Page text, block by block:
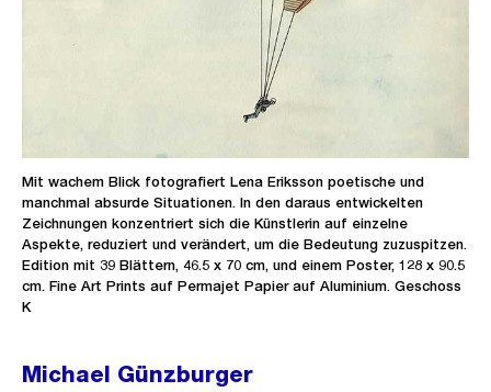
Mit wachem Blick fotografiert Lena Eriksson poetische und
manchmal absurde Situationen. In den daraus entwickelten
Zeichnungen konzentriert sich die Künstlerin auf einzelne
Aspekte, reduziert und verändert, um die Bedeutung zuzuspitzen.
Edition mit 39 Blättern, 46.5 x 70 cm, und einem Poster, 128 x 90.5
cm. Fine Art Prints auf Permajet Papier auf Aluminium. Geschoss
K
Michael Günzburger